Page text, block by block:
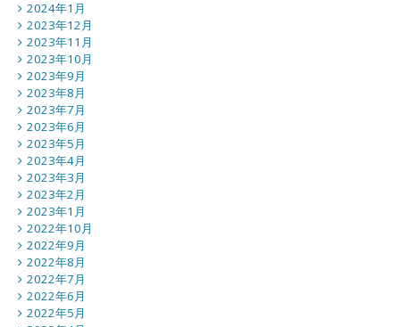
2024年1月
2023年12月
2023年11月
2023年10月
2023年9月
2023年8月
2023年7月
2023年6月
2023年5月
2023年4月
2023年3月
2023年2月
2023年1月
2022年10月
2022年9月
2022年8月
2022年7月
2022年6月
2022年5月